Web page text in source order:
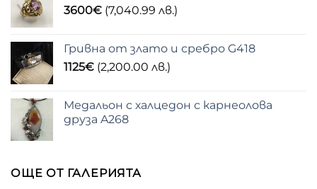
3600€ (7,040.99 лв.)
Гривна от злато и сребро G418
1125€ (2,200.00 лв.)
Медальон с халцедон с карнеолова
друза A268
ОЩЕ ОТ ГАЛЕРИЯТА